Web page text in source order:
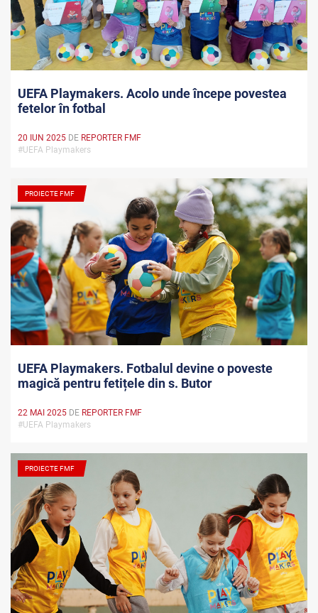
UEFA Playmakers. Acolo unde începe povestea
fetelor în fotbal
20 IUN 2025 DE REPORTER FMF
#UEFA Playmakers
PROIECTE FMF
UEFA Playmakers. Fotbalul devine o poveste
magică pentru fetițele din s. Butor
22 MAI 2025 DE REPORTER FMF
#UEFA Playmakers
PROIECTE FMF